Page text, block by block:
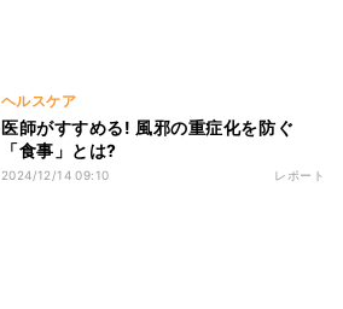
ヘルスケア
医師がすすめる! 風邪の重症化を防ぐ
「食事」とは?
2024/12/14 09:10 レポート